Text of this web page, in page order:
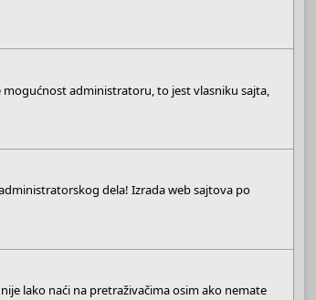
mogućnost administratoru, to jest vlasniku sajta,
dela! Izrada web sajtova po
lako naći na pretraživačima osim ako nemate